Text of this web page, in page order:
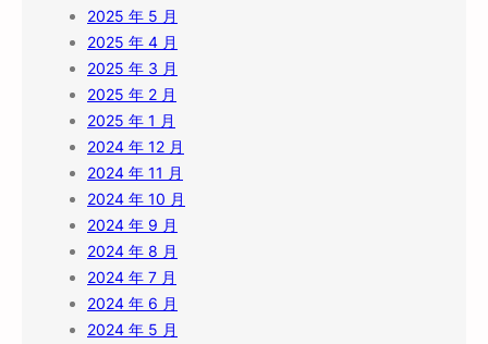
2025 年 5 月
2025 年 4 月
2025 年 3 月
2025 年 2 月
2025 年 1 月
2024 年 12 月
2024 年 11 月
2024 年 10 月
2024 年 9 月
2024 年 8 月
2024 年 7 月
2024 年 6 月
2024 年 5 月